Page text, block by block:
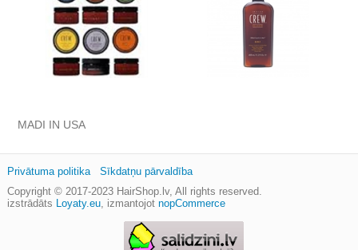
MADI IN USA
Copyright © 2017-2023 HairShop.lv, All rights reserved.
izstrādāts
Loyaty.eu, izmantojot nopCommerce
Privātuma politika Sīkdatņu pārvaldība